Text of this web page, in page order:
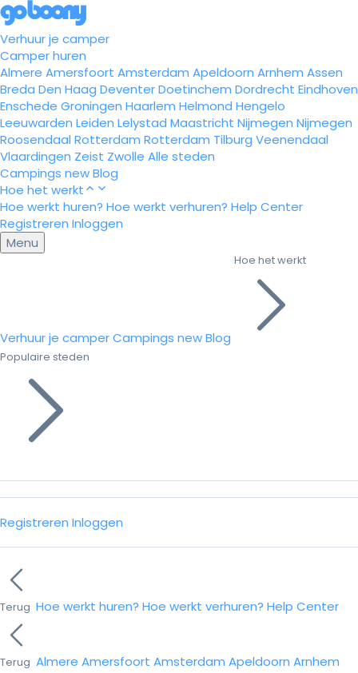
Verhuur je camper
Camper huren
Almere Amersfoort Amsterdam Apeldoorn Arnhem Assen
Breda Den Haag DeventerDoetinchem Dordrecht Eindhoven
Enschede Groningen Haarlem Helmond Hengelo
Leeuwarden Leiden Lelystad Maastricht Nijmegen Nijmegen
Roosendaal Rotterdam Rotterdam Tilburg Veenendaal
Vlaardingen Zeist Zwolle Alle steden
Campings newBlog
Hoe het werkt
Hoe werkt huren? Hoe werkt verhuren? Help Center
Registreren Inloggen
Menu
Verhuur je camperCampings newBlog
Hoe het werkt
Populaire steden
Registreren Inloggen
Terug Hoe werkt huren? Hoe werkt verhuren? Help Center
Terug Almere Amersfoort Amsterdam Apeldoorn Arnhem